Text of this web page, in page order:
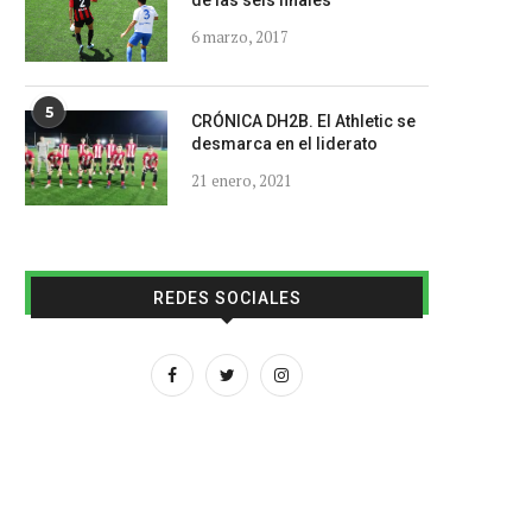
6 marzo, 2017
5
CRÓNICA DH2B. El Athletic se
desmarca en el liderato
21 enero, 2021
REDES SOCIALES